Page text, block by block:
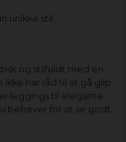
unikke stil.
og stilfuldt med en
har råd til at gå glip
leggings til elegante
behøver for at se godt